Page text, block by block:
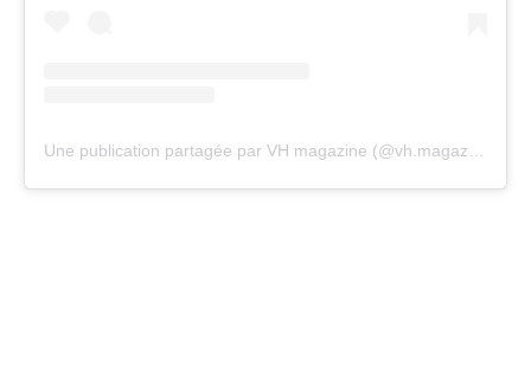
Une publication partagée par VH magazine (@vh.magazine)